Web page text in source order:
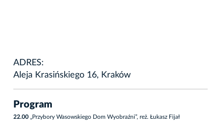
ADRES:
Aleja Krasińskiego 16, Kraków
Program
22.00 „Przybory Wasowskiego Dom Wyobraźni”, reż. Łukasz Fijał